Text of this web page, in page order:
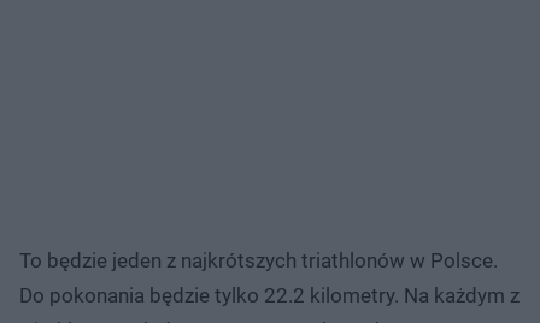
To będzie jeden z najkrótszych triathlonów w Polsce.
Do pokonania będzie tylko 22.2 kilometry. Na każdym z